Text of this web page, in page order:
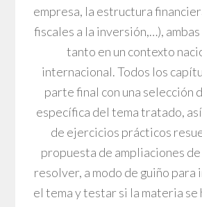
empresa, la estructura
fiscales a la inversión,…),
tanto en un contexto
internacional. Todos los
parte final con una selección
específica del tema tratado,
de ejercicios prácticos
propuesta de ampliaciones de
resolver, a modo de guiño
el tema y testar si la materia se